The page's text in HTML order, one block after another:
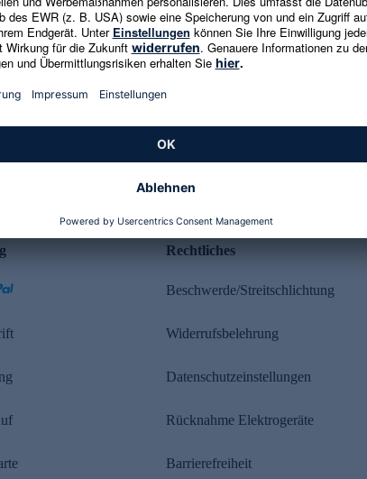
ist jederzeit in
Es gelten die Datenschutzrichtlinien
Kundenbewertung
Rechtliches
Beschwerde/Streitschlichtung
Widerrufsbelehrung
Datenschutzeinstellungen
Rücknahme Elektrogeräte
Barrierefreiheit